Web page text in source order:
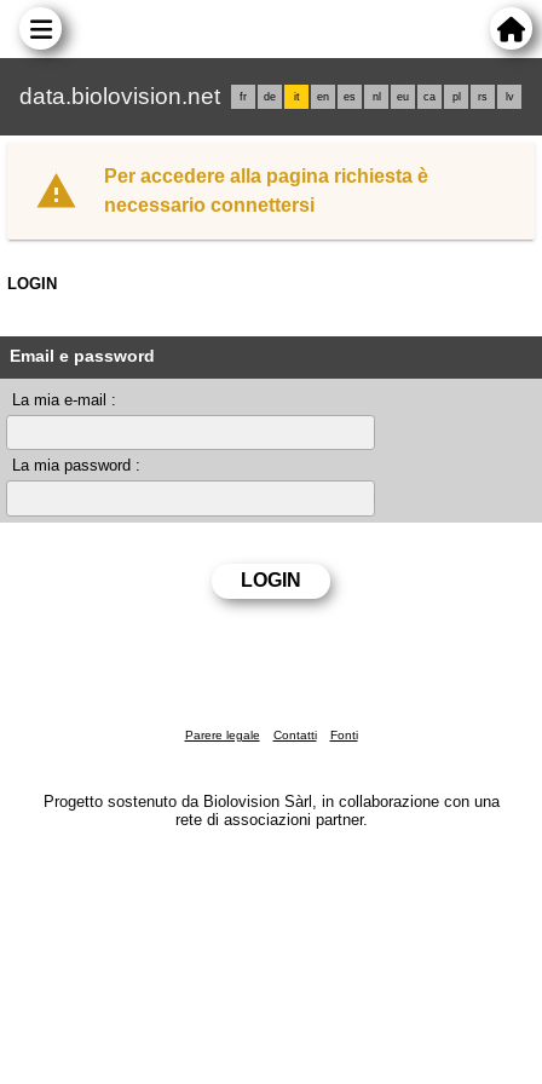
data.biolovision.net fr de it en es nl eu ca pl rs lv
Per accedere alla pagina richiesta è
necessario connettersi
LOGIN
Email e password
La mia e-mail :
La mia password :
Parere legale Contatti Fonti
Progetto sostenuto da Biolovision Sàrl, in collaborazione con una
rete di associazioni partner.